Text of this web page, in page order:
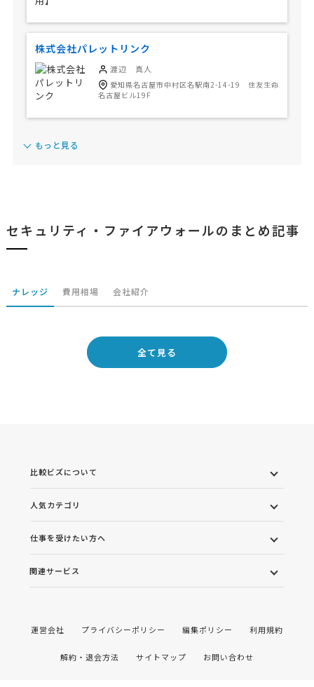
株式会社パレットリンク
渡辺 真人
愛知県名古屋市中村区名駅南2-14-19 住友生命
名古屋ビル19F
もっと見る
セキュリティ・ファイアウォールのまとめ記事
ナレッジ 費用相場 会社紹介
全て見る
比較ビズについて
人気カテゴリ
仕事を受けたい方へ
関連サービス
運営会社 プライバシーポリシー 編集ポリシー 利用規約
解約・退会方法 サイトマップ お問い合わせ